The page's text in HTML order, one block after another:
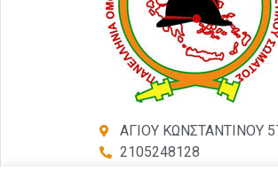
ΑΓΙΟΥ ΚΩΝΣΤΑΝΤΙΝΟΥ
2105248128